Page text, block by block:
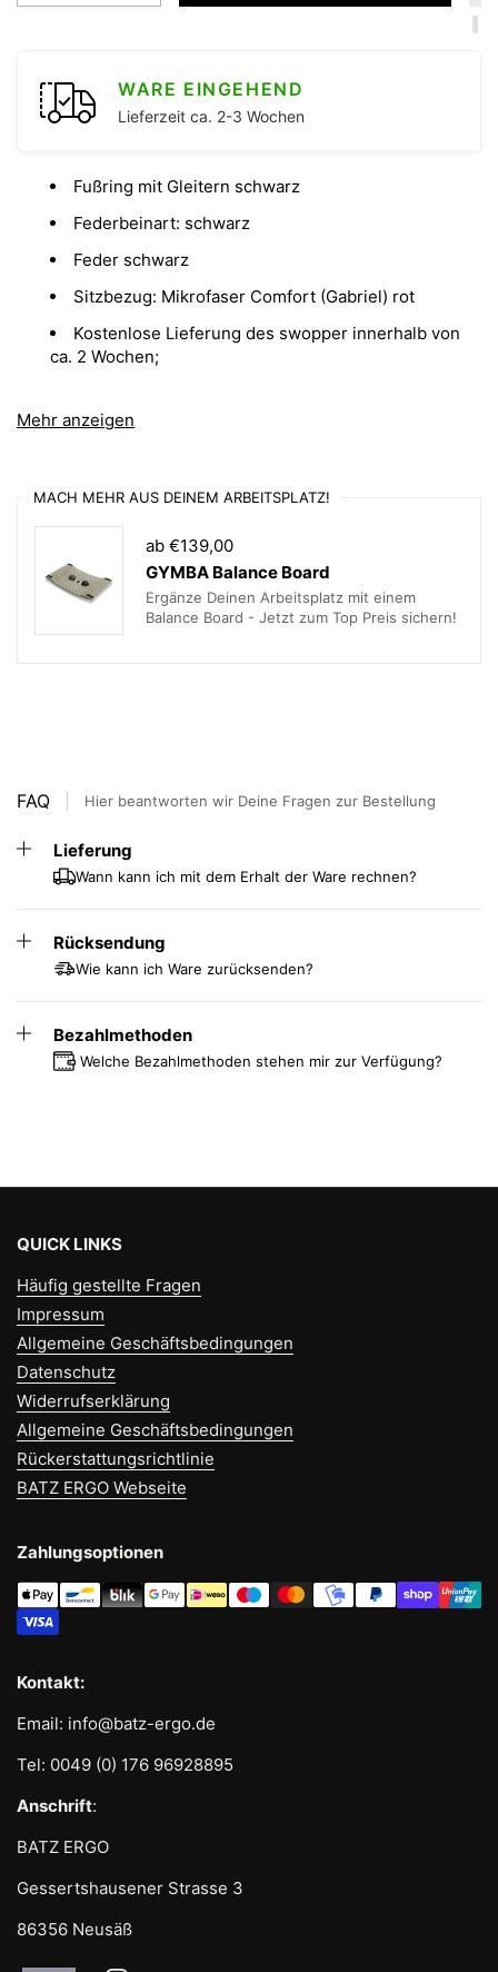
WARE EINGEHEND
Lieferzeit ca. 2-3 Wochen
Mehr anzeigen
Fußring mit Gleitern schwarz
Federbeinart: schwarz
Feder schwarz
Sitzbezug: Mikrofaser Comfort (Gabriel) rot
Kostenlose Lieferung des swopper innerhalb von
ca. 2 Wochen;
Gleiter
Filzgleiter und Stahlgleiter im
Verfügbar
e Farben
Bezug Mikrofaser in rot
Federhöh
bis 69 cm
MACH MEHR AUS DEINEM ARBEITSPLATZ!
ab €139,00
GYMBA Balance Board
Ergänze Deinen Arbeitsplatz mit einem
Balance Board - Jetzt zum Top Preis sichern!
FAQ Hier beantworten wir Deine Fragen zur Bestellung
Lieferung
Wann kann ich mit dem Erhalt der Ware rechnen?
Rücksendung
Wie kann ich Ware zurücksenden?
Bezahlmethoden
Welche Bezahlmethoden stehen mir zur Verfügung?
QUICK LINKS
Häufig gestellte Fragen
Impressum
Allgemeine Geschäftsbedingungen
Datenschutz
Widerrufserklärung
Allgemeine Geschäftsbedingungen
Rückerstattungsrichtlinie
BATZ ERGO Webseite
Zahlungsoptionen
Kontakt:
Email: info@batz-ergo.de
Tel: 0049 (0) 176 96928895
Anschrift:
BATZ ERGO
Gessertshausener Strasse 3
86356 Neusäß